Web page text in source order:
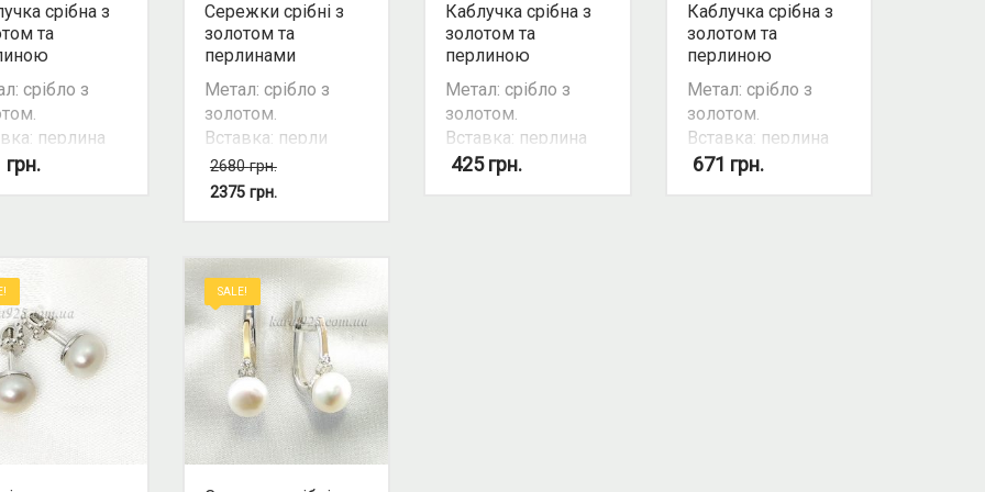
срібна з
та
срібло з
перлина
грн.
Сережки срібні з
золотом та
перлинами
Метал: срібло з
золотом.
Вставка: перли
культивовані.
Колір вставки:
комплекту: так.
2680грн.
2375 грн.
Каблучка срібна з
золотом та
перлиною
Метал: срібло з
золотом.
Вставка: перлина
культивована
425грн.
Каблучка срібна з
золотом та
перлиною
Метал: срібло з
золотом.
Вставка: перлина
культивована,
671 грн.
SALE!